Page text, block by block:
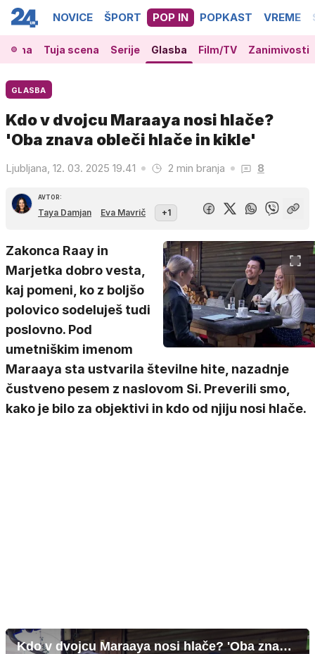
NOVICE ŠPORT POP IN POPKAST VREME
Tuja scena Serije Glasba Film/TV Zanimivosti
GLASBA
Kdo v dvojcu Maraaya nosi hlače?
'Oba znava obleči hlače in kikle'
Ljubljana, 12. 03. 2025 19.41 2 min branja 8
AVTOR:
Taya Damjan Eva Mavrič +1
Zakonca Raay in
Marjetka dobro vesta,
kaj pomeni, ko z boljšo
polovico sodeluješ tudi
poslovno. Pod
umetniškim imenom
Maraaya sta ustvarila številne hite, nazadnje
čustveno pesem z naslovom Si. Preverili smo,
kako je bilo za objektivi in kdo od njiju nosi hlače.
Kdo v dvojcu Maraaya nosi hlače? 'Oba znava obleči hlače in kikle'